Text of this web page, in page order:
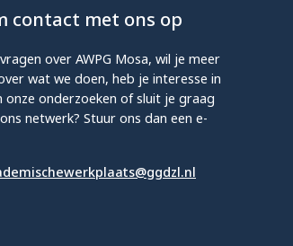
contact met ons op
over AWPG Mosa, wil je meer
wat we doen, heb je interesse in
onze onderzoeken of sluit je graag
netwerk? Stuur ons dan een e-